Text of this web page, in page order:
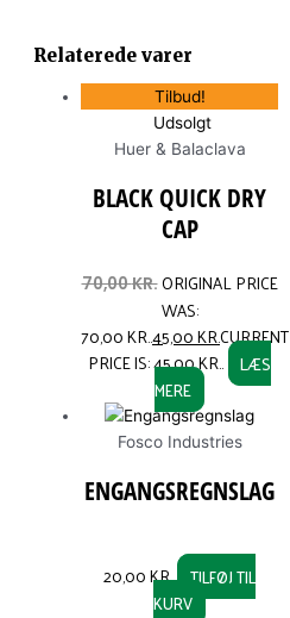
Relaterede varer
Tilbud!
Udsolgt
Huer & Balaclava
BLACK QUICK DRY
CAP
70,00KR.ORIGINAL PRICE
WAS:
70,00 KR..45,00KR.CURRENT
PRICE IS: 45,00 KR..
LÆS
MERE
Fosco Industries
ENGANGSREGNSLAG
20,00KR.
TILFØJ TIL
KURV